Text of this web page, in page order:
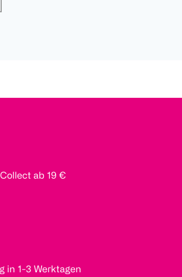
ab 19 €
in 1-3 Werktagen